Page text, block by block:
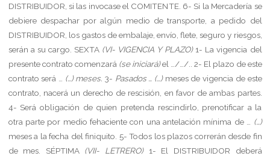
DISTRIBUIDOR, si las invocase el COMITENTE. 6- Si la Mercadería se
debiere despachar por algún medio de transporte, a pedido del
DISTRIBUIDOR, los gastos de embalaje, envío, flete, seguro y riesgos,
serán a su cargo. SEXTA (VI- VIGENCIA Y PLAZO) 1- La vigencia del
presente contrato comenzará (se iniciará)el …/…/.. 2- El plazo de este
contrato será … (…) meses. 3- Pasados … (…)meses de vigencia de este
contrato, nacerá un derecho de rescisión, en favor de ambas partes.
4- Será obligación de quien pretenda rescindirlo, prenotificar a la
otra parte por medio fehaciente con una antelación mínima de … (…)
meses a la fecha del finiquito. 5- Todos los plazos correrán desde fin
de mes. SÉPTIMA (VII- LETRERO) 1- El DISTRIBUIDOR deberá